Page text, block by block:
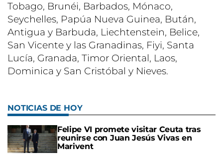
Tobago, Brunéi, Barbados, Mónaco,
Seychelles, Papúa Nueva Guinea, Bután,
Antigua y Barbuda, Liechtenstein, Belice,
San Vicente y las Granadinas, Fiyi, Santa
Lucía, Granada, Timor Oriental, Laos,
Dominica y San Cristóbal y Nieves.
NOTICIAS DE HOY
Felipe VI promete visitar Ceuta tras
reunirse con Juan Jesús Vivas en
Marivent